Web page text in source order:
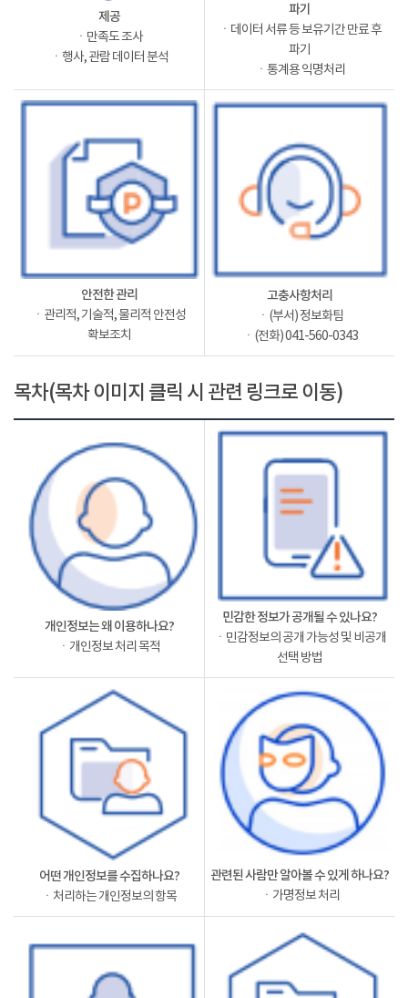
제공
ㆍ만족도 조사
ㆍ행사, 관람 데이터 분석
파기
ㆍ데이터 서류 등 보유기간 만료 후
파기
ㆍ통계용 익명처리
안전한 관리
ㆍ관리적, 기술적, 물리적 안전성
확보조치
고충사항처리
ㆍ(부서) 정보화팀
ㆍ(전화) 041-560-0343
목차(목차 이미지 클릭 시 관련 링크로 이동)
개인정보는 왜 이용하나요?
ㆍ개인정보 처리 목적
민감한 정보가 공개될 수 있나요?
ㆍ민감정보의 공개 가능성 및 비공개
선택 방법
어떤 개인정보를 수집하나요?
ㆍ처리하는 개인정보의 항목
관련된 사람만 알아볼 수 있게 하나요?
ㆍ가명정보 처리